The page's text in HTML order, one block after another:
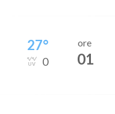
27°
0
ore
01